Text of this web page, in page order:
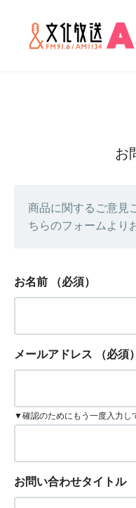
お
商品に関するご意見
ちらのフォームより
お名前 （必須）
メールアドレス （必須）
▼確認のためにもう一度入力し
お問い合わせタイトル